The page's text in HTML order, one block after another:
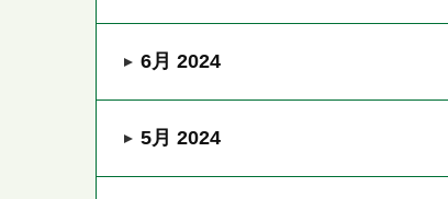
6月 2024
5月 2024